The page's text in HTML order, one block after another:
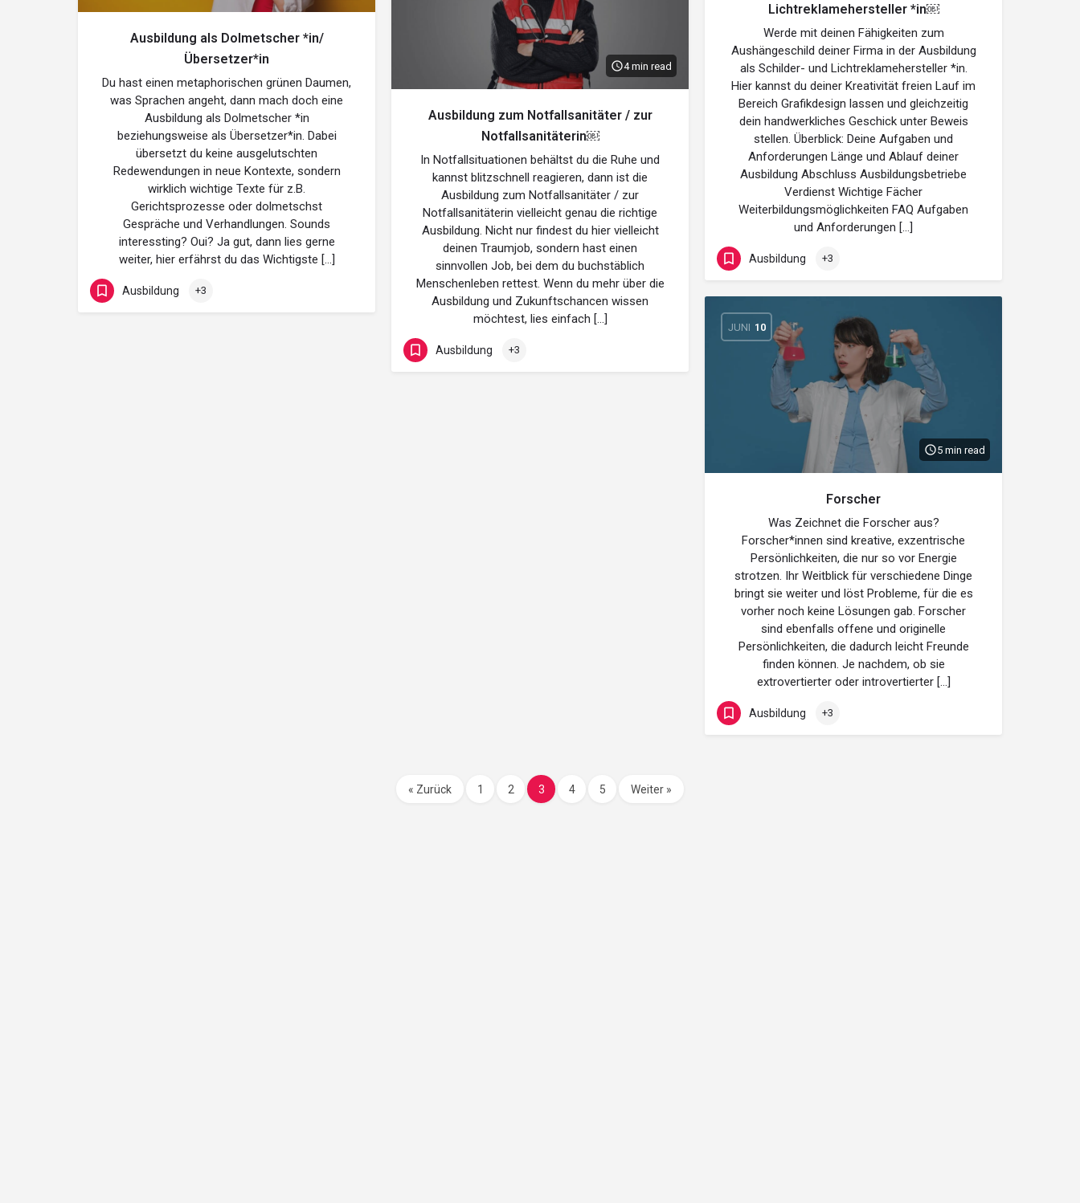
Lichtreklamehersteller *in￼
Werde mit deinen Fähigkeiten zum
Aushängeschild deiner Firma in der Ausbildung
als Schilder- und Lichtreklamehersteller *in.
Hier kannst du deiner Kreativität freien Lauf im
Bereich Grafikdesign lassen und gleichzeitig
dein handwerkliches Geschick unter Beweis
stellen. Überblick: Deine Aufgaben und
Anforderungen Länge und Ablauf deiner
Ausbildung Abschluss Ausbildungsbetriebe
Verdienst Wichtige Fächer
Weiterbildungsmöglichkeiten FAQ Aufgaben
und Anforderungen […]
Ausbildung +3
Ausbildung als Dolmetscher *in/
Übersetzer*in
Du hast einen metaphorischen grünen Daumen,
was Sprachen angeht, dann mach doch eine
Ausbildung als Dolmetscher *in
beziehungsweise als Übersetzer*in. Dabei
übersetzt du keine ausgelutschten
Redewendungen in neue Kontexte, sondern
wirklich wichtige Texte für z.B.
Gerichtsprozesse oder dolmetschst
Gespräche und Verhandlungen. Sounds
interessting? Oui? Ja gut, dann lies gerne
weiter, hier erfährst du das Wichtigste […]
Ausbildung +3
4 min read
Ausbildung zum Notfallsanitäter / zur
Notfallsanitäterin￼
In Notfallsituationen behältst du die Ruhe und
kannst blitzschnell reagieren, dann ist die
Ausbildung zum Notfallsanitäter / zur
Notfallsanitäterin vielleicht genau die richtige
Ausbildung. Nicht nur findest du hier vielleicht
deinen Traumjob, sondern hast einen
sinnvollen Job, bei dem du buchstäblich
Menschenleben rettest. Wenn du mehr über die
Ausbildung und Zukunftschancen wissen
möchtest, lies einfach […]
Ausbildung +3
JUNI 10
5 min read
Forscher
Was Zeichnet die Forscher aus?
Forscher*innen sind kreative, exzentrische
Persönlichkeiten, die nur so vor Energie
strotzen. Ihr Weitblick für verschiedene Dinge
bringt sie weiter und löst Probleme, für die es
vorher noch keine Lösungen gab. Forscher
sind ebenfalls offene und originelle
Persönlichkeiten, die dadurch leicht Freunde
finden können. Je nachdem, ob sie
extrovertierter oder introvertierter […]
Ausbildung +3
« Zurück 1 2 3 4 5 Weiter »